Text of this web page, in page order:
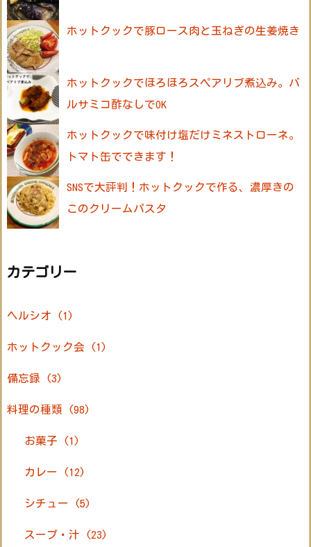
ホットクックで豚ロース肉と玉ねぎの生姜焼き
ホットクックでほろほろスペアリブ煮込み。バ
ルサミコ酢なしでOK
ホットクックで味付け塩だけミネストローネ。
トマト缶でできます！
SNSで大評判！ホットクックで作る、濃厚きの
このクリームパスタ
カテゴリー
ヘルシオ (1)
ホットクック会 (1)
備忘録 (3)
料理の種類 (98)
お菓子 (1)
カレー (12)
シチュー (5)
スープ・汁 (23)